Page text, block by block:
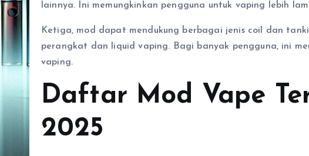
lainnya. Ini memungkinkan pengguna untuk vaping lebih
Ketiga, mod dapat mendukung berbagai jenis coil dan
perangkat dan liquid vaping. Bagi banyak pengguna, ini
vaping.
Daftar Mod Vape
2025